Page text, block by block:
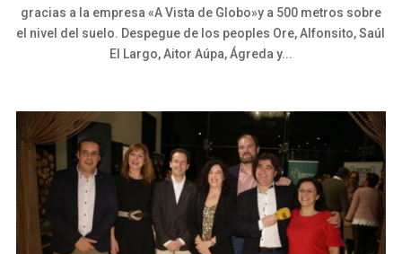
gracias a la empresa «A Vista de Globo»y a 500 metros sobre
el nivel del suelo. Despegue de los peoples Ore, Alfonsito, Saúl
El Largo, Aitor Aúpa, Ágreda y...